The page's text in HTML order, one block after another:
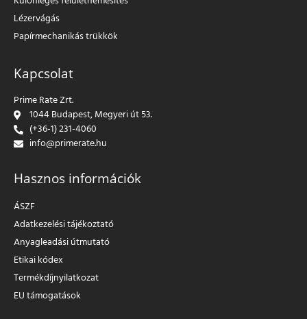
Lézervágás
Papírmechanikás trükkök
Kapcsolat
Prime Rate Zrt.
1044 Budapest, Megyeri út 53.
(+36-1) 231-4060
info@primerate.hu
Hasznos információk
ÁSZF
Adatkezelési tájékoztató
Anyagleadási útmutató
Etikai kódex
Termékdíjnyilatkozat
EU támogatások